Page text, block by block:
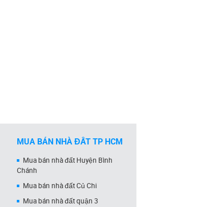
MUA BÁN NHÀ ĐẤT TP HCM
Mua bán nhà đất Huyện Bình
Chánh
Mua bán nhà đất Củ Chi
Mua bán nhà đất quận 3